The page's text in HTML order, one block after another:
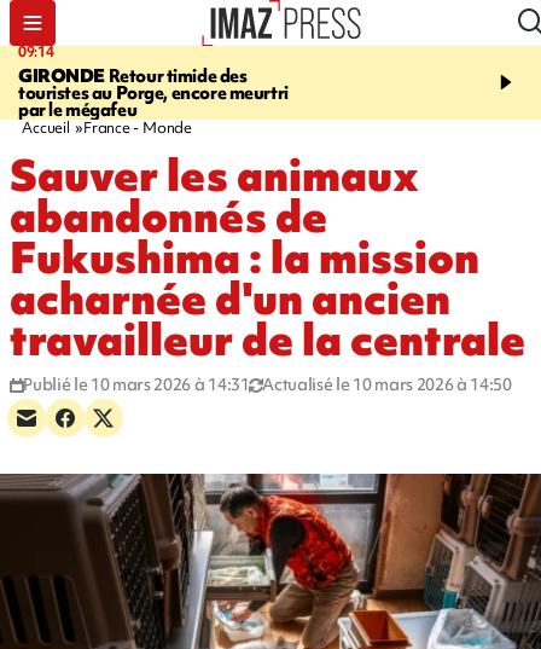
09:14
GIRONDE Retour timide des
touristes au Porge, encore meurtri
par le mégafeu
13:09
Des
font cinq morts en
Accueil France - Monde
Sauver les animaux
abandonnés de
Fukushima : la mission
acharnée d'un ancien
travailleur de la centrale
Publié le 10 mars 2026 à 14:31 Actualisé le 10 mars 2026 à 14:50